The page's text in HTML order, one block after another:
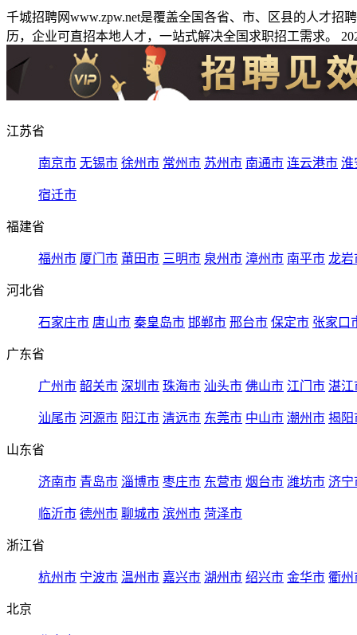
千城招聘网www.zpw.net是覆盖全国各省、市、区县的人才
历，企业可直招本地人才，一站式解决全国求职招工需求。
江苏省
南京市 无锡市 徐州市 常州市 苏州市 南通市 连云港市 淮
宿迁市
福建省
福州市 厦门市 莆田市 三明市 泉州市 漳州市 南平市 龙岩
河北省
石家庄市 唐山市 秦皇岛市 邯郸市 邢台市 保定市 张家口
广东省
广州市 韶关市 深圳市 珠海市 汕头市 佛山市 江门市 湛江
汕尾市 河源市 阳江市 清远市 东莞市 中山市 潮州市 揭阳
山东省
济南市 青岛市 淄博市 枣庄市 东营市 烟台市 潍坊市 济宁
临沂市 德州市 聊城市 滨州市 菏泽市
浙江省
杭州市 宁波市 温州市 嘉兴市 湖州市 绍兴市 金华市 衢州
北京